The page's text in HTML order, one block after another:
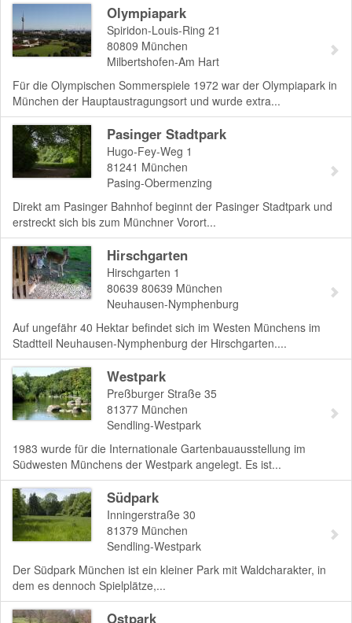
Olympiapark
Spiridon-Louis-Ring 21
80809 München
Milbertshofen-Am Hart
Für die Olympischen Sommerspiele 1972 war der Olympiapark in
München der Hauptaustragungsort und wurde extra...
Pasinger Stadtpark
Hugo-Fey-Weg 1
81241 München
Pasing-Obermenzing
Direkt am Pasinger Bahnhof beginnt der Pasinger Stadtpark und
erstreckt sich bis zum Münchner Vorort...
Hirschgarten
Hirschgarten 1
80639 80639 München
Neuhausen-Nymphenburg
Auf ungefähr 40 Hektar befindet sich im Westen Münchens im
Stadtteil Neuhausen-Nymphenburg der Hirschgarten....
Westpark
Preßburger Straße 35
81377 München
Sendling-Westpark
1983 wurde für die Internationale Gartenbauausstellung im
Südwesten Münchens der Westpark angelegt. Es ist...
Südpark
Inningerstraße 30
81379 München
Sendling-Westpark
Der Südpark München ist ein kleiner Park mit Waldcharakter, in
dem es dennoch Spielplätze,...
Ostpark